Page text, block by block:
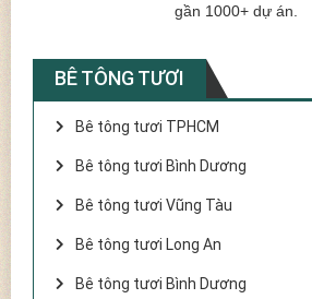
gần 1000+ dự án.
BÊ TÔNG TƯƠI
Bê tông tươi TPHCM
Bê tông tươi Bình Dương
Bê tông tươi Vũng Tàu
Bê tông tươi Long An
Bê tông tươi Bình Dương